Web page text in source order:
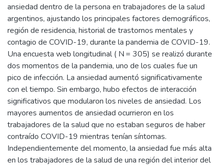
ansiedad dentro de la persona en trabajadores de la salud
argentinos, ajustando los principales factores demográficos,
región de residencia, historial de trastornos mentales y
contagio de COVID-19, durante la pandemia de COVID-19.
Una encuesta web longitudinal ( N = 305) se realizó durante
dos momentos de la pandemia, uno de los cuales fue un
pico de infección. La ansiedad aumentó significativamente
con el tiempo. Sin embargo, hubo efectos de interacción
significativos que modularon los niveles de ansiedad. Los
mayores aumentos de ansiedad ocurrieron en los
trabajadores de la salud que no estaban seguros de haber
contraído COVID-19 mientras tenían síntomas.
Independientemente del momento, la ansiedad fue más alta
en los trabajadores de la salud de una región del interior del